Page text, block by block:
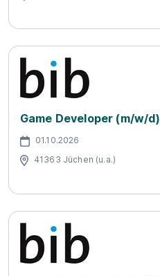
Game Developer (m/w/d)
01.10.2026
41363 Jüchen (u.a.)